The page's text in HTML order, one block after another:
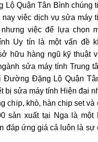
Quận Tân Bình chúng
nay việc dịch vụ sửa máy
việc để lựa chọn
Uy tín là một vấn đề
hữu hàng ngũ kỹ thuật
sửa máy tính Trung
Đường Đặng Lộ Quận
bị sửa máy tính Hiện đại
chip, khò, hàn chip set
sản xuất tại Nga là một
đáp ứng giá cả luôn là sự